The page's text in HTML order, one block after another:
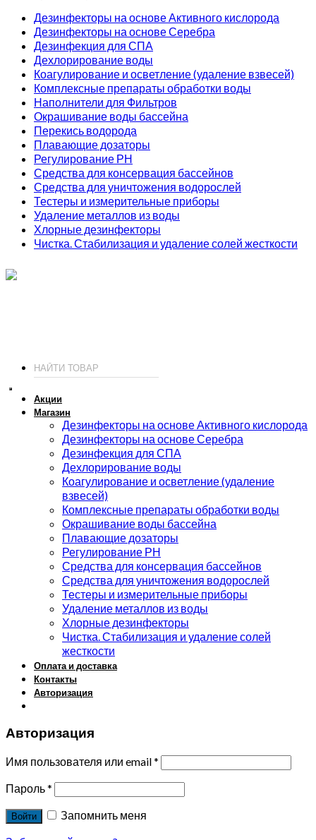
Дезинфекторы на основе Активного кислорода
Дезинфекторы на основе Серебра
Дезинфекция для СПА
Дехлорирование воды
Коагулирование и осветление (удаление взвесей)
Комплексные препараты обработки воды
Наполнители для Фильтров
Окрашивание воды бассейна
Перекись водорода
Плавающие дозаторы
Регулирование РН
Средства для консервация бассейнов
Средства для уничтожения водорослей
Тестеры и измерительные приборы
Удаление металлов из воды
Хлорные дезинфекторы
Чистка. Стабилизация и удаление солей жесткости
Акции
Магазин
Дезинфекторы на основе Активного кислорода
Дезинфекторы на основе Серебра
Дезинфекция для СПА
Дехлорирование воды
Коагулирование и осветление (удаление
взвесей)
Комплексные препараты обработки воды
Окрашивание воды бассейна
Плавающие дозаторы
Регулирование РН
Средства для консервация бассейнов
Средства для уничтожения водорослей
Тестеры и измерительные приборы
Удаление металлов из воды
Хлорные дезинфекторы
Чистка. Стабилизация и удаление солей
жесткости
Оплата и доставка
Контакты
Авторизация
Авторизация
Имя пользователя или email*
Пароль*
Войти
Запомнить меня